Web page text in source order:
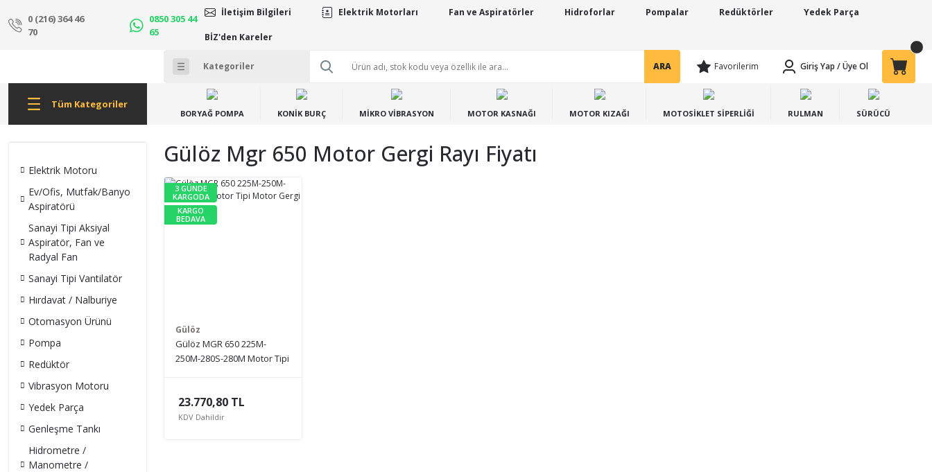
0 (216) 364 46
70
0850 305 44
65
İletişim Bilgileri Elektrik Motorları Fan ve Aspiratörler Hidroforlar Pompalar Redüktörler Yedek Parça
BİZ'den Kareler
ARA Favorilerim Giriş Yap /Üye Ol
Tüm Kategoriler
BORYAĞ POMPA KONİK BURÇ MİKRO VİBRASYON MOTOR KASNAĞI MOTOR KIZAĞI MOTOSİKLET SİPERLİĞİ RULMAN SÜRÜCÜ
Elektrik Motoru
Ev/Ofis, Mutfak/Banyo
Aspiratörü
Sanayi Tipi Aksiyal
Aspiratör, Fan ve
Radyal Fan
Sanayi Tipi Vantilatör
Hırdavat / Nalburiye
Otomasyon Ürünü
Pompa
Redüktör
Vibrasyon Motoru
Yedek Parça
Genleşme Tankı
Hidrometre /
Manometre /
Gülöz Mgr 650 Motor Gergi Rayı Fiyatı
3 GÜNDE
KARGODA
KARGO
BEDAVA
Gülöz
Gülöz MGR 650 225M-
250M-280S-280M Motor Tipi
23.770,80 TL
KDV Dahildir